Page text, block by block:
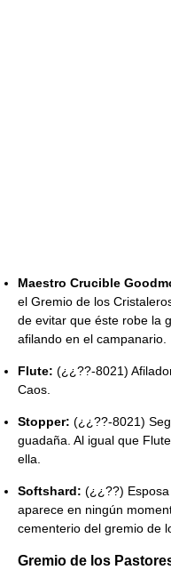
Maestro Crucible
el Gremio de los
de evitar que éste robe la
afilando en el campanario.
Flute: (¿¿??-8021)
Caos.
Stopper: (¿¿??-8021)
guadaña. Al igual que
ella.
Softshard: (¿¿??)
aparece en ningún
cementerio del gremio de
Gremio de los